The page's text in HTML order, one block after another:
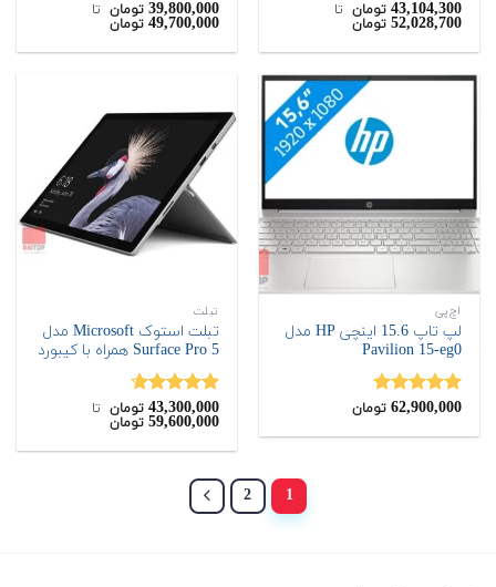
نمره
4.00از 5
43,104,300 تومان ‌ تا ‌
52,028,700 تومان
نمره4.50
از 5
39,800,000 تومان ‌ تا ‌
49,700,000 تومان
اچ‌پی
لپ تاپ 15.6 اینچی HP مدل
Pavilion 15-eg0
نمره5.00
62,900,000 تومان
تبلت
تبلت استوک Microsoft مدل
Surface Pro 5 همراه با کیبورد
نمره4.60
از 5
43,300,000 تومان ‌ تا ‌
59,600,000 تومان
1
2